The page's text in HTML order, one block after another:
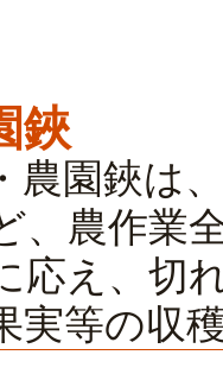
鋏
農園鋏は
、農作業
応え、切
実等の収